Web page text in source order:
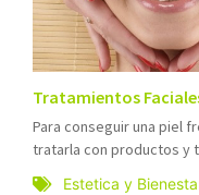
Tratamientos
Para conseguir una piel
tratarla con productos y
Estetica y